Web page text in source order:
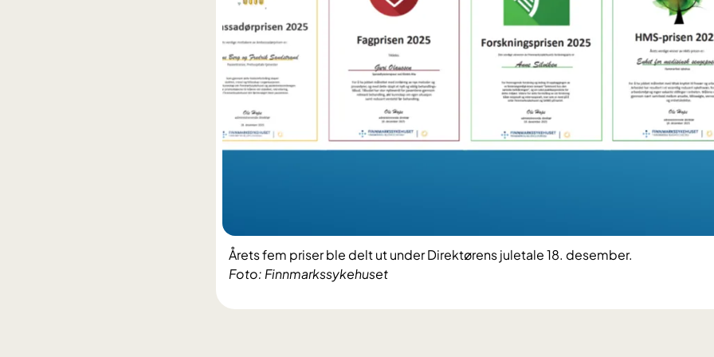
Foto: Finnmarkssykehuset
Årets fem priser ble delt ut under Direktørens juletale 18. desember.